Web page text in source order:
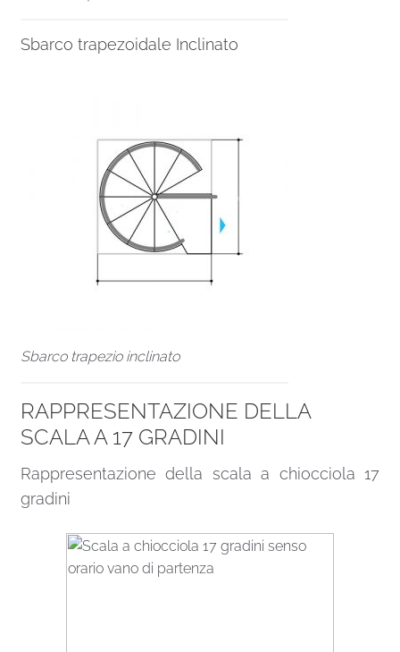
Sbarco trapezoidale Inclinato
Sbarco trapezio inclinato
RAPPRESENTAZIONE DELLA
SCALA A 17 GRADINI
Rappresentazione della scala a chiocciola 17
gradini